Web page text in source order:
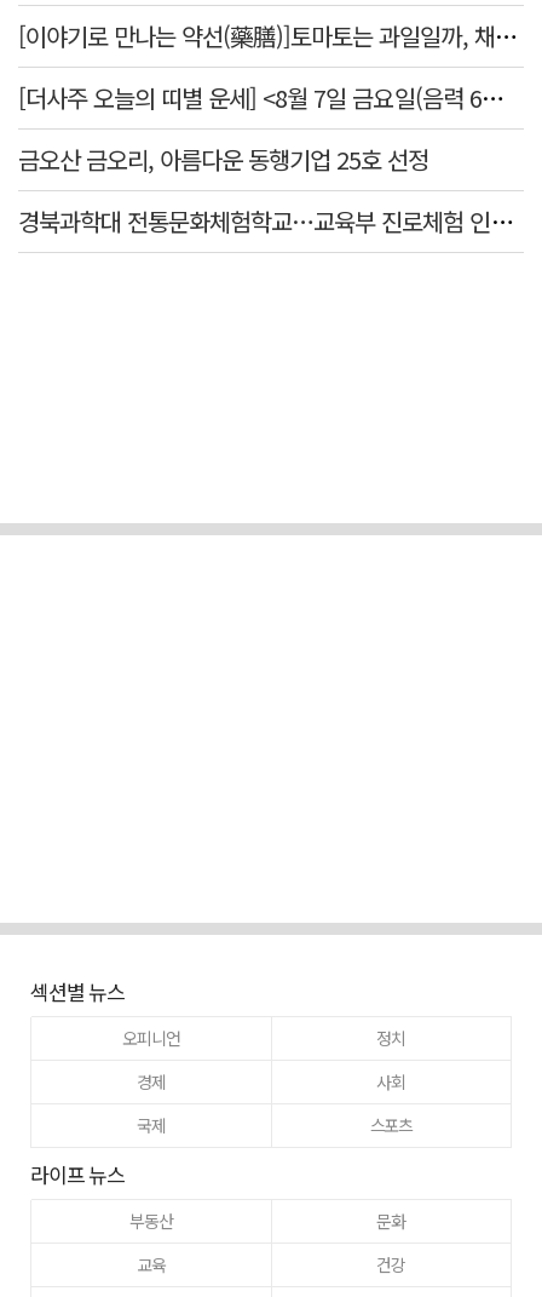
[이야기로 만나는 약선(藥膳)]토마토는 과일일까, 채소일까
[더사주 오늘의 띠별 운세] <8월 7일 금요일(음력 6월25일)>
금오산 금오리, 아름다운 동행기업 25호 선정
경북과학대 전통문화체험학교…교육부 진로체험 인증기관 선정
섹션별 뉴스
오피니언
정치
경제
사회
국제
스포츠
라이프 뉴스
부동산
문화
교육
건강